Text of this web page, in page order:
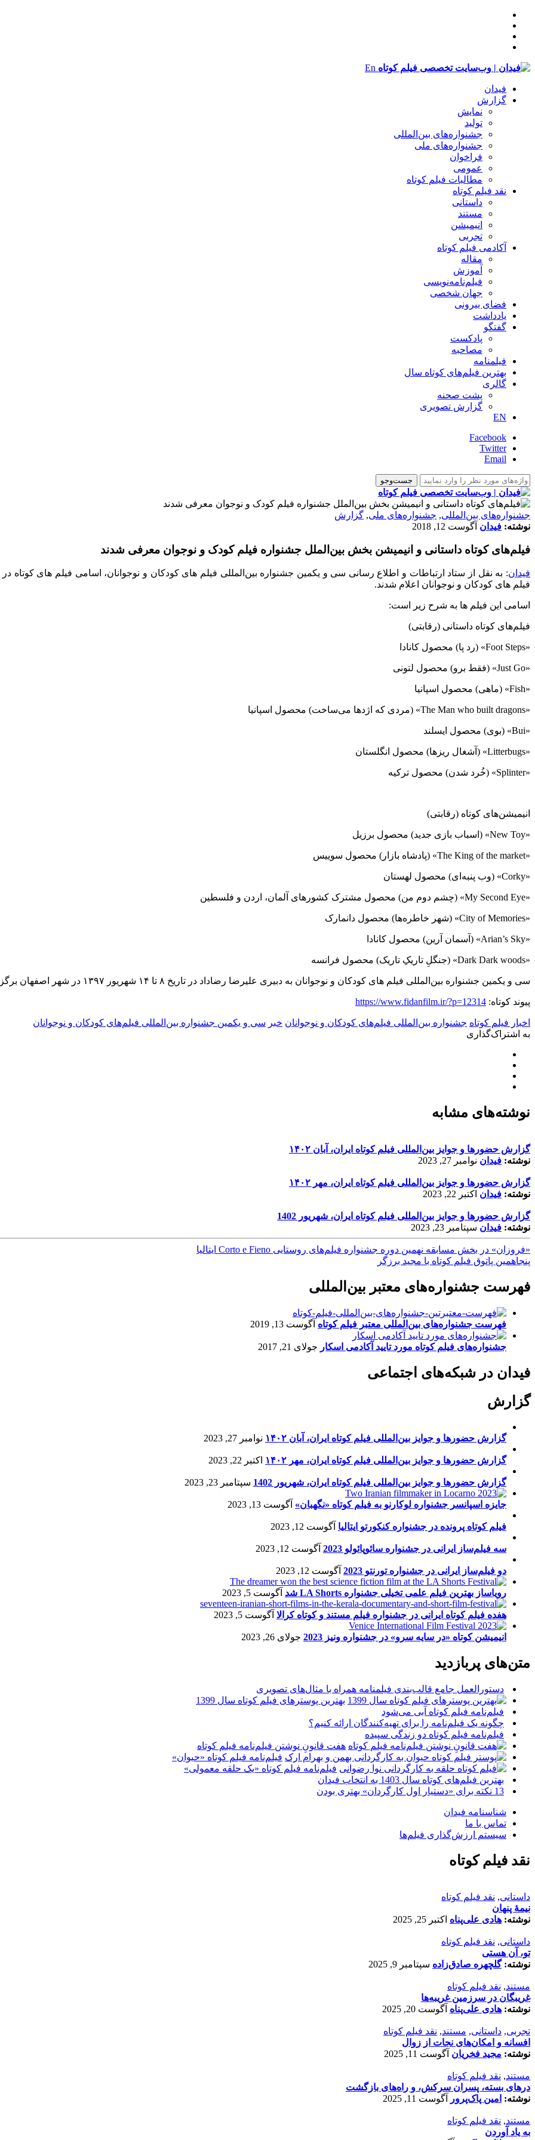
En
فیدان
گزارش
نمایش
تولید
‌‌جشنواره‌های بین‌المللی
جشنواره‌های ملی
فراخوان
عمومی
مطالبات فیلم کوتاه
نقد فیلم کوتاه
داستانی
مستند
انیمیشن
تجربی
آکادمی فیلم کوتاه
مقاله
آموزش
فیلم‌نامه‌نویسی
جهان شخصی
فضای بیرونی
یادداشت
گفتگو
پادکست
مصاحبه
فیلمنامه
بهترین فیلم‌های کوتاه سال
گالری
پشت صحنه
گزارش تصویری
EN
Facebook
Twitter
Email
‌‌جشنواره‌های بین‌المللی, جشنواره‌های ملی, گزارش
نوشته: فیدان آگوست 12, 2018
فیلم‌های کوتاه داستانی و انیمیشن بخش بین‌الملل جشنواره فیلم کودک و نوجوان معرفی شدند
فیدان
فیلم های کودکان و نوجوانان اعلام شدند.
اسامی این فیلم ها به شرح زیر است:
فیلمهای کوتاه داستانی (رقابتی)
«
Foot Steps» (رد پا) محصول کانادا
«
Just Go» (فقط برو) محصول لتونی
«
Fish» (ماهی) محصول اسپانیا
«
The Man who built dragons» (مردی که اژدها میساخت) محصول اسپانیا
«
«Bui (بوی) محصول ایسلند
«
«Litterbugs (آشغال ریزها) محصول انگلستان
«
«Splinter (خُرد شدن) محصول ترکیه
انیمیشنهای کوتاه (رقابتی)
«
«New Toy (اسباب بازی جدید) محصول برزیل
«
«The King of the market (پادشاه بازار) محصول سوییس
«
Corky» (وب پنبه ای) محصول لهستان
«
My Second Eye» (چشم دوم من) محصول مشترک کشورهای آلمان، اردن و فلسطین
«
City of Memories» (شهر خاطرهها) محصول دانمارک
«
Arian’s Sky» (آسمان آرین) محصول کانادا
«
Dark Dark woods» (جنگلِ تاریکِ تاریک) محصول فرانسه
سی و یکمین جشنواره بین‌المللی فیلم های کودکان و نوجوانان به دبیری علیرضا رضاداد در تاریخ ۸ تا ۱۴ شهریور ۱۳۹۷ در شهر اصفهان برگزار می
پیوند کوتاه: https://www.fidanfilm.ir/?p=12314
اخبار فیلم کوتاه جشنواره بین‌المللی فیلم‌های کودکان و نوجوانان خبر سی و یکمین جشنواره بین‌المللی فیلم‌های کودکان و نوجوانان
به اشتراک‌گذاری
نوشته‌های مشابه
گزارش حضورها و جوایز بین‌المللی فیلم کوتاه ایران، آبان ۱۴۰۲
نوشته: فیدان نوامبر 27, 2023
گزارش حضورها و جوایز بین‌المللی فیلم کوتاه ایران، مهر ۱۴۰۲
نوشته: فیدان اکتبر 22, 2023
گزارش حضورها و جوایز بین‌المللی فیلم کوتاه ایران، شهریور 1402
نوشته: فیدان سپتامبر 23, 2023
«فروزان» در بخش مسابقه نهمین دوره جشنواره فیلم‌های روستایی Corto e Fieno ایتالیا
پنجاهمین پاتوق فیلم کوتاه با مجید برزگر
فهرست جشنواره‌های معتبر بین‌المللی
فهرست جشنواره‌های بین‌المللی معتبر فیلم کوتاه آگوست 13, 2019
جشنواره‌های فیلم کوتاه مورد تایید آکادمی اسکار جولای 21, 2017
فیدان در شبکه‌های اجتماعی
گزارش
گزارش حضورها و جوایز بین‌المللی فیلم کوتاه ایران، آبان ۱۴۰۲ نوامبر 27, 2023
گزارش حضورها و جوایز بین‌المللی فیلم کوتاه ایران، مهر ۱۴۰۲ اکتبر 22, 2023
گزارش حضورها و جوایز بین‌المللی فیلم کوتاه ایران، شهریور 1402 سپتامبر 23, 2023
جایزه اسپانسر جشنواره لوکارنو به فیلم کوتاه «نگهبان» آگوست 13, 2023
فیلم کوتاه پرونده در جشنواره کنکورتو ایتالیا آگوست 12, 2023
سه فیلم‌ساز ایرانی در جشنواره سائوپائولو 2023 آگوست 12, 2023
دو فیلم‌ساز ایرانی در جشنواره تورنتو 2023 آگوست 12, 2023
رویاساز بهترین فیلم علمی تخیلی جشنواره LA Shorts شد آگوست 5, 2023
هفده فیلم کوتاه ایرانی در جشنواره فیلم مستند و کوتاه کرالا آگوست 5, 2023
انیمیشن کوتاه «در سایه سرو» در جشنواره ونیز 2023 جولای 26, 2023
متن‌های پربازدید
دستورالعمل جامع قالب‌بندی فیلمنامه همراه با مثال‌های تصویری
بهترین پوسترهای فیلم کوتاه سال 1399
فیلم‌نامه فیلم کوتاه آبی می‌شود
چگونه یک فیلم‌نامه را برای تهیه‌کنندگان ارائه کنیم؟
فیلم‌نامه فیلم کوتاه دو زندگی سپیده
هفت قانونِ نوشتن فیلم‌نامه فیلم کوتاه
فیلم‌نامه فیلم کوتاه «حیوان»
فیلم‌نامه فیلم کوتاه «یک حلقه معمولی»
بهترین فیلم‌های کوتاه سال 1403 به انتخاب فیدان
13 نکته برای «دستیار اول کارگردان» بهتری بودن
شناسنامه فیدان
تماس با ما
سیستم ارزش‌گذاری فیلم‌ها
نقد فیلم کوتاه
داستانی, نقد فیلم کوتاه
نیمۀ پنهان
نوشته: هادی علی‌پناه اکتبر 25, 2025
داستانی, نقد فیلم کوتاه
تو، آن هستی
نوشته:گلچهره صادق‌زاده سپتامبر 9, 2025
مستند, نقد فیلم کوتاه
غریبگان در سرزمین غریبه‌ها
نوشته: هادی علی‌پناه آگوست 20, 2025
تجربی, داستانی, مستند, نقد فیلم کوتاه
افسانه‌ و امکان‌های نجات از زوال
نوشته: مجید فخریان آگوست 11, 2025
مستند, نقد فیلم کوتاه
درهای بسته، پسران سرکش، و راه‌های بازگشت
نوشته: امین پاک‌پرور آگوست 11, 2025
مستند, نقد فیلم کوتاه
به یاد آوردن